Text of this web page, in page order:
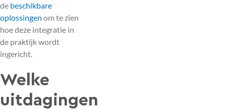
de beschikbare
oplossingen om te zien
hoe deze integratie in
de praktijk wordt
ingericht.
Welke
uitdagingen